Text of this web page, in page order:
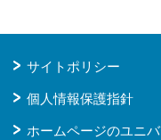
サイトポリシー
個人情報保護指針
ホームページのユニ